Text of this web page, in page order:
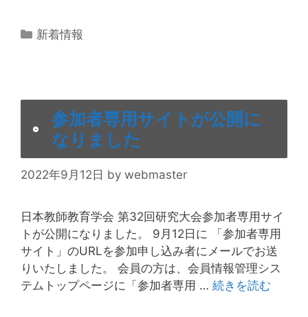
カ
ー
新着情報
参加者専用サイトが公開に
なりました
2022年9月12日 by webmaster
日本教師教育学会 第32回研究大会参加者専用サイ
トが公開になりました。 9月12日に 「参加者専用
サイト」のURLを参加申し込み者にメールでお送
りいたしました。 会員の方は、会員情報管理シス
テムトップページに「参加者専用 … 続きを読む